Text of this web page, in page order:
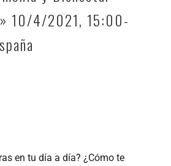
10/4/2021, 15:00-
en tu día a día? ¿Cómo te